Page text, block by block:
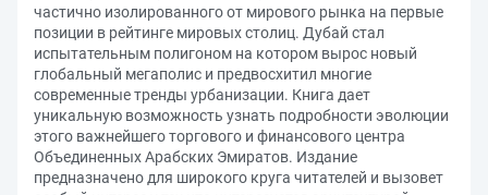
частично изолированного от мирового рынка на первые
позиции в рейтинге мировых столиц. Дубай стал
испытательным полигоном на котором вырос новый
глобальный мегаполис и предвосхитил многие
современные тренды урбанизации. Книга дает
уникальную возможность узнать подробности эволюции
этого важнейшего торгового и финансового центра
Объединенных Арабских Эмиратов. Издание
предназначено для широкого круга читателей и вызовет